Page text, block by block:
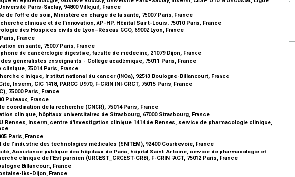
Paris-Saclay, 94800 Villejuif, France
de l’offre de soin, Ministère en charge de la santé, 75007 Paris, France
clinique et de l’innovation, AP-HP, Hôpital Saint-Louis, 75010 Paris, France
des Hospices civils de Lyon–Réseau GCO, 69002 Lyon, France
France
en santé, 75007 Paris, France
de cancérologie digestive, faculté de médecine, 21079 Dijon, France
généralistes enseignants - Collège académique, 75011 Paris, France
clinique, 75014 Paris, France
clinique, Institut national du cancer (INCa), 92513 Boulogne-Billancourt, France
Inserm, CIC 1418, PARCC U970, F-CRIN INI-CRCT, 75015 Paris, France
75000 Paris, France
Puteaux, France
coordination de la recherche (CNCR), 75014 Paris, France
clinique, hôpitaux universitaires de Strasbourg, 67000 Strasbourg, France
Rennes, Inserm, centre d’investigation clinique 1414 de Rennes, service de pharmacologie clinique,
Paris, France
de l’industrie des technologies médicales (SNITEM), 92400 Courbevoie, France
Assistance publique des hôpitaux de Paris, hôpital Saint-Antoine, service de pharmacologie et
clinique de l’Est parisien (URCEST_CRCEST-CRB), F-CRIN FACT, 75012 Paris, France
Billancourt, France
lès-Dijon, France